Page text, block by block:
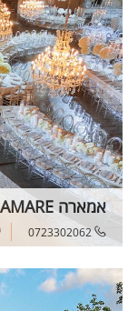
אמארה AMARE
0723302062